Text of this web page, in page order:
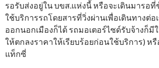
รอรับส่งอยู่ใน บขส.แห่งนี้ หรือจะเดินมารอที่
ใช้บริการรถโดยสารที่วิ่งผ่านเพื่อเดินทางต่อ
ออกนอกเมืองก็ได้ รถมอเตอร์ไซด์รับจ้างก็มี
ให้ตกลงราคาให้เรียบร้อยก่อนใช้บริการ) ห
แท็กซี่